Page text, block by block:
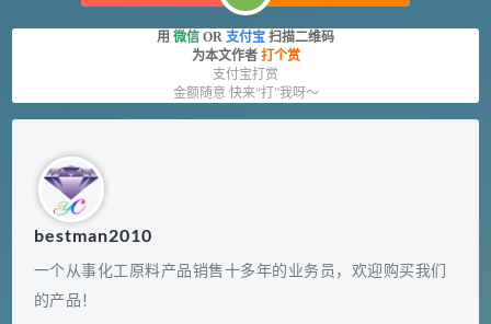
用 微信 OR 支付宝 扫描二维码
为本文作者 打个赏
支付宝打赏
金额随意 快来“打”我呀～
bestman2010
一个从事化工原料产品销售十多年的业务员，欢迎购买我们
的产品！